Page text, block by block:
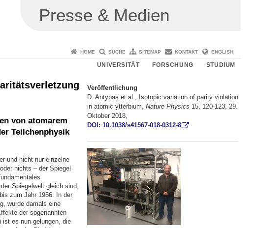
Presse & Medien
HOME SUCHE SITEMAP KONTAKT ENGLISH
UNIVERSITÄT FORSCHUNG STUDIUM
von atomarem
Teilchenphysik
und nicht nur einzelne
nichts – der Spiegel
Spiegelwelt gleich sind,
zum Jahr 1956. In der
wurde damals eine
der sogenannten
ist es nun gelungen, die
Veröffentlichung
D. Antypas et al., Isotopic variation of parity violation
in atomic ytterbium, Nature Physics 15, 120-123, 29.
Oktober 2018,
DOI: 10.1038/s41567-018-0312-8